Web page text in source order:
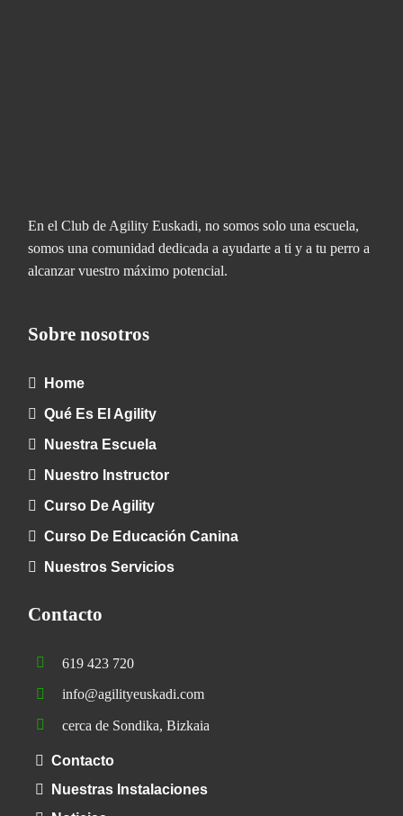
En el Club de Agility Euskadi, no somos solo una escuela,
somos una comunidad dedicada a ayudarte a ti y a tu perro a
alcanzar vuestro máximo potencial.
Sobre nosotros
Home
Qué Es El Agility
Nuestra Escuela
Nuestro Instructor
Curso De Agility
Curso De Educación Canina
Nuestros Servicios
Contacto
619 423 720
info@agilityeuskadi.com
cerca de Sondika, Bizkaia
Contacto
Nuestras Instalaciones